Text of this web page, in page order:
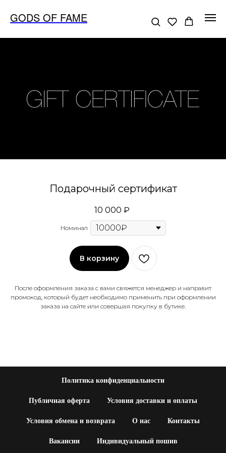
GODS OF FAME
Подарочный сертификат
10 000 ₽
Номинал
В корзину
После оформления заказа с вами свяжется менеджер и направит
промокод, который будет необходимо применить при оформлении
заказа на сайте или совершая покупку в бутике.
Политика конфиденциальности
Публичная оферта
Условия доставки и оплаты
Условия обмена и возврата
О нас
Контакты
Вакансии
Индивидуальный пошив